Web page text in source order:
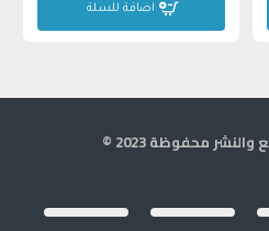
اضافة للسلة
محفوظة 2023 ©